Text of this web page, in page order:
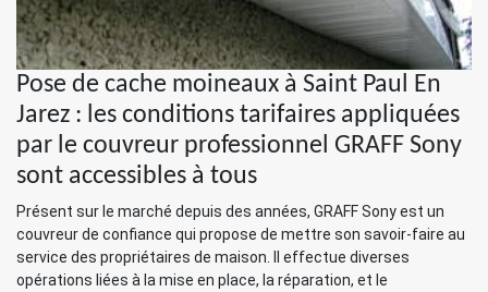
Pose de cache moineaux à Saint Paul En
Jarez : les conditions tarifaires appliquées
par le couvreur professionnel GRAFF Sony
sont accessibles à tous
Présent sur le marché depuis des années, GRAFF Sony est un
couvreur de confiance qui propose de mettre son savoir-faire au
service des propriétaires de maison. Il effectue diverses
opérations liées à la mise en place, la réparation, et le